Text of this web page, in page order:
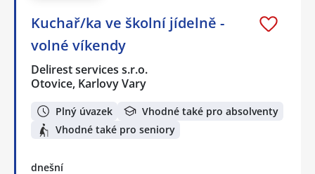
Kuchař/ka ve školní jídelně -
volné víkendy
Delirest services s.r.o.
Otovice, Karlovy Vary
Plný úvazek
Vhodné také pro absolventy
Vhodné také pro seniory
dnešní